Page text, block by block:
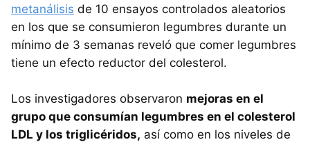
metanálisis de 10 ensayos controlados aleatorios
en los que se consumieron legumbres durante un
mínimo de 3 semanas reveló que comer legumbres
tiene un efecto reductor del colesterol.
Los investigadores observaron mejoras en el
grupo que consumían legumbres en el colesterol
LDL y los triglicéridos, así como en los niveles de